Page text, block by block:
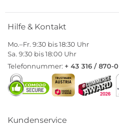
Hilfe & Kontakt
Mo.–Fr. 9:30 bis 18:30 Uhr
Sa. 9:30 bis 18:00 Uhr
Telefonnummer: + 43 316 / 870-0
Kundenservice